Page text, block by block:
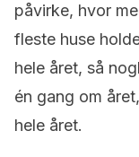
påvirke, hvor
fleste huse
hele året, så
én gang om
hele året.